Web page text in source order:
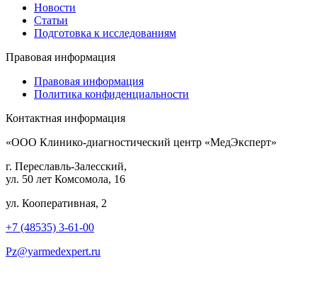
Новости
Статьи
Подготовка к исследованиям
Правовая информация
Правовая информация
Политика конфиденциальности
Контактная информация
«ООО Клинико-диагностический центр «МедЭксперт»
г. Переславль-Залесский,
ул. 50 лет Комсомола, 16
ул. Кооперативная, 2
+7 (48535) 3-61-00
Pz@yarmedexpert.ru